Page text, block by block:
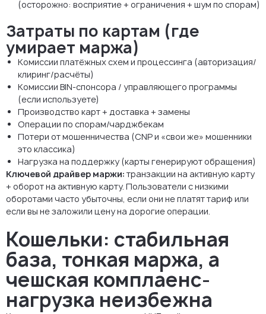
(осторожно: восприятие + ограничения + шум по спорам)
Затраты по картам (где
умирает маржа)
Комиссии платёжных схем и процессинга (авторизация/
клиринг/расчёты)
Комиссии BIN-спонсора / управляющего программы
(если используете)
Производство карт + доставка + замены
Операции по спорам/чарджбекам
Потери от мошенничества (CNP и «свои же» мошенники
это классика)
Нагрузка на поддержку (карты генерируют обращения)
Ключевой драйвер маржи: транзакции на активную карту
+ оборот на активную карту. Пользователи с низкими
оборотами часто убыточны, если они не платят тариф или
если вы не заложили цену на дорогие операции.
Кошельки: стабильная
база, тонкая маржа, а
чешская комплаенс-
нагрузка неизбежна